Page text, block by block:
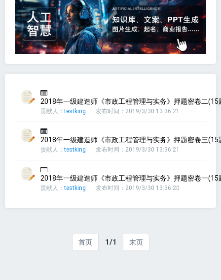
2018年一级建造师《市政工程管理与实务》押题密卷二(15
贡献人：testking 发布时间：2019/3/30 13:36:21
2018年一级建造师《市政工程管理与实务》押题密卷三(15
贡献人：testking 发布时间：2019/3/30 13:36:21
2018年一级建造师《市政工程管理与实务》押题密卷一(15
贡献人：testking 发布时间：2019/3/30 13:36:20
首页 1/1 末页